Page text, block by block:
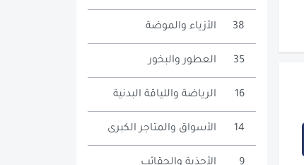
الأزياء والموضة 38
العطور والبخور 35
الرياضة واللياقة البدنية 16
الأسواق والمتاجر الكبرى 14